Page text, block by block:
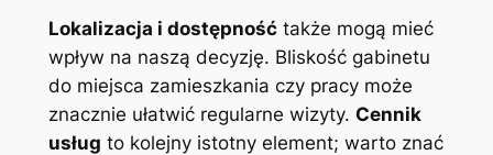
Lokalizacja i ‍dostępnośćtakże mogą mieć​
wpływ na naszą decyzję. Bliskość gabinetu
do ​miejsca zamieszkania czy pracy może‌
znacznie ułatwić regularne wizyty. Cennik
usług to kolejny istotny ​element; warto ⁢znać‌